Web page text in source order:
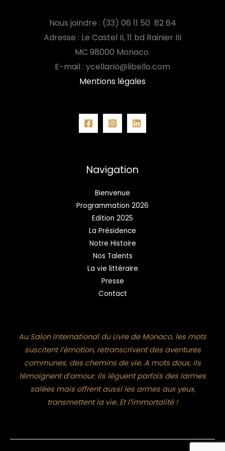
Nous joindre : (33) 06 11 50 82 64
Adresse : Le Castel II, 11 bd Rainier III
MC 98000 Monaco.
E-mail : ycellario@libello.com
Mentions légales
Navigation
Bienvenue
Programmation 2026
Edition 2025
La Présidence
Notre Histoire
Nos Talents
La vie littéraire
Presse
Contact
Au Salon International du Livre de Monaco, les mots
suscitent l’émotion, retranscrivent des aventures
communes, des chemins de vie. A mots doux, ils
témoignent d’amour. Ils lèguent parfois des larmes
salées mais offrent aussi les armes aux yeux,
transmettent la vie. Et l’immortalité !